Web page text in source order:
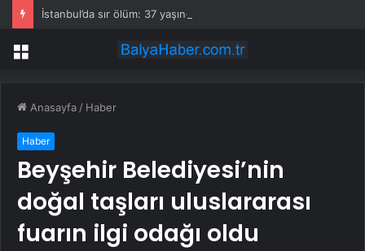
Menü
Anasayfa / Haber
Haber
Beyşehir Belediyesi’nin
doğal taşları uluslararası
fuarın ilgi odağı oldu